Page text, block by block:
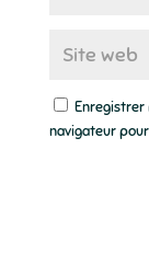
Enregistrer
navigateur